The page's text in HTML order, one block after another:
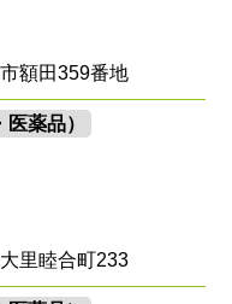
額田359番地
薬品）
里睦合町233